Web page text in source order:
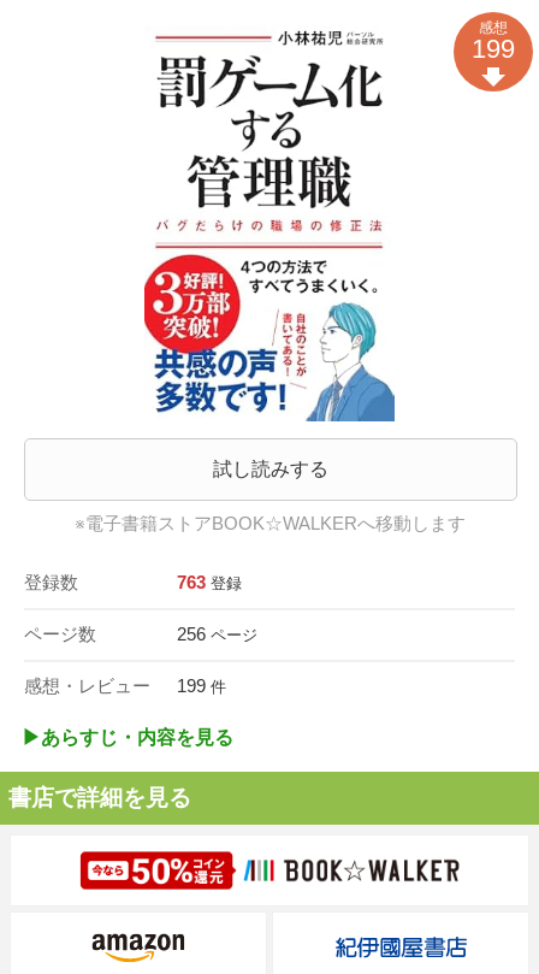
試し読みする
※電子書籍ストアBOOK☆WALKERへ移動します
登録数 763 登録
ページ数 256 ページ
感想・レビュー 199 件
感想
199
▶︎あらすじ・内容を見る
書店で詳細を見る